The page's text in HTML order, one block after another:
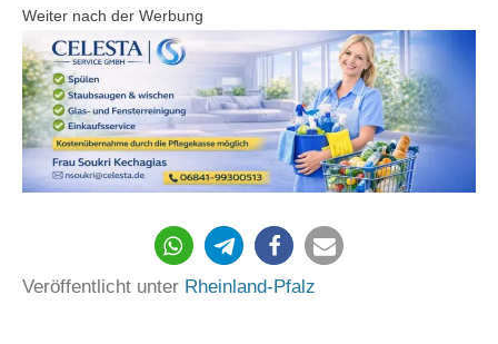
Weiter nach der Werbung
1754
Veröffentlicht unter Rheinland-Pfalz